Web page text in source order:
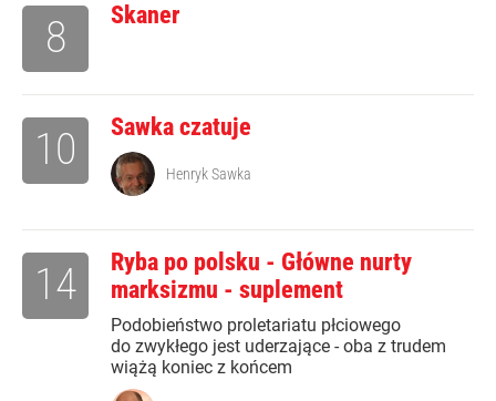
Skaner
8
Sawka czatuje
10 Henryk Sawka
Ryba po polsku - Główne nurty
marksizmu - suplement
Podobieństwo proletariatu płciowego
do zwykłego jest uderzające - oba z trudem
wiążą koniec z końcem
14